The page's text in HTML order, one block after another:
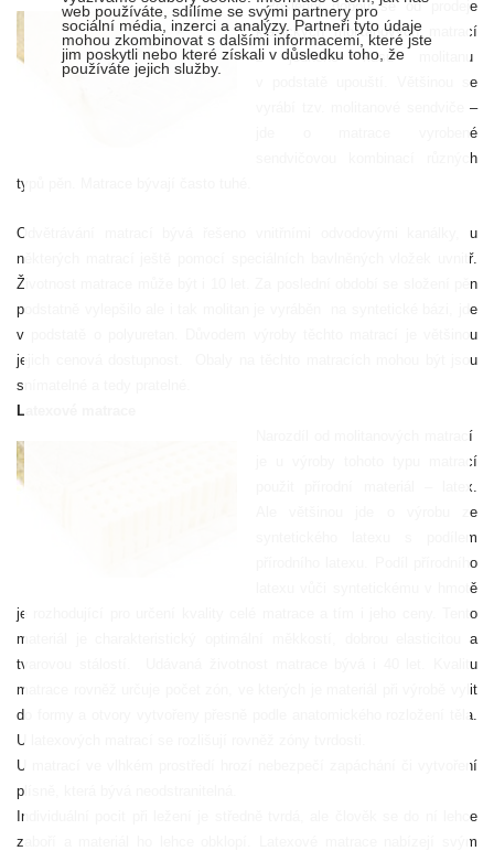
Poslední dobou se od prodeje
klasických molitanových matrací
z jednoho kusu molitanu
v podstatě upouští. Většinou se
vyrábí tzv. molitanové sendviče –
jde o matrace vyrobené
sendvičovou kombinací různých
typů pěn. Matrace bývají často tuhé.
Odvětrávání matrací bývá řešeno vnitřními odvodovými kanálky, u
některých matrací ještě pomocí speciálních bavlněných vložek uvnitř.
Životnost matrace může být i 10 let. Za poslední období se složení pěn
podstatně vylepšilo ale i tak molitan je vyráběn
na syntetické bázi, jde
v podstatě o polyuretan. Důvodem výroby těchto matrací je většinou
jejich cenová dostupnost.
Obaly na těchto matracích mohou být jsou
snímatelné a tedy pratelné.
Latexové matrace
Narozdíl od molitanových matrací
je u výroby tohoto typu matrací
použit přírodní materiál – latex.
Ale většinou jde o výrobu ze
syntetického latexu s podílem
přírodního latexu. Podíl přírodního
latexu vůči syntetickému v hmotě
je rozhodující pro určení kvality celé matrace a tím i jeho ceny. Tento
materiál je charakteristický optimální měkkostí, dobrou elasticitou a
tvarovou stálostí.
Udávaná životnost matrace bývá i 40 let. Kvalitu
matrace rovněž určuje počet zón, ve kterých je materiál při výrobě vylit
do formy a otvory vytvořeny přesně podle anatomického rozložení těla.
U latexových matrací se rozlišují rovněž zóny tvrdosti.
U matrací ve vlhkém prostředí hrozí nebezpečí zapáchání či vytvoření
plísně, která bývá neodstranitelná.
Individuální pocit při ležení je středně tvrdá, ale člověk se do ní lehce
zaboří a materiál ho lehce obklopí. Latexové matrace nabízejí svým
web používáte, sdílíme se svými partnery pro
sociální média, inzerci a analýzy. Partneři tyto údaje
mohou zkombinovat s dalšími informacemi, které jste
jim poskytli nebo které získali v důsledku toho, že
používáte jejich služby.